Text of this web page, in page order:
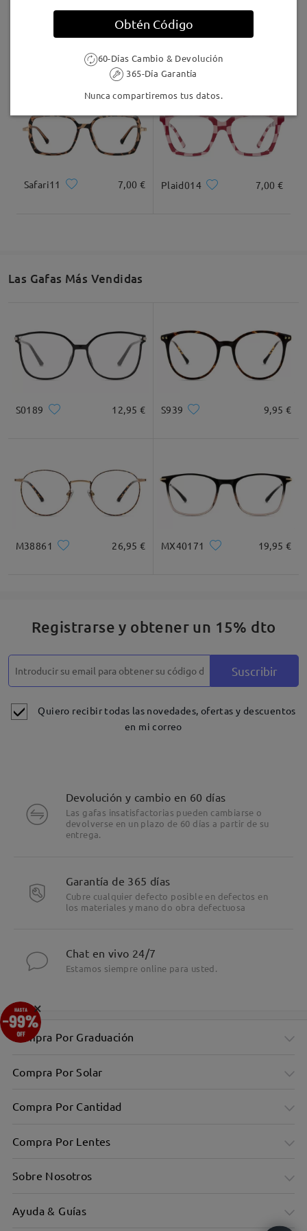
comentarios
Deje su comentario
24,95 € F907
Safari11 7,00 € Plaid014 7,00 €
Las Gafas Más Vendidas
S0189 12,95 € S939 9,95 €
M38861 26,95 € MX40171 19,95 €
Registrarse y obtener un 15% dto
Suscribir
Quiero recibir todas las novedades, ofertas y descuentos
en mi correo
Devolución y cambio en 60 días
Las gafas insatisfactorias pueden cambiarse o
devolverse en un plazo de 60 días a partir de su
entrega.
Garantía de 365 días
Cubre cualquier defecto posible en defectos en
los materiales y mano do obra defectuosa
Chat en vivo 24/7
Estamos siempre online para usted.
Compra Por Graduación
Compra Por Solar
Compra Por Cantidad
Compra Por Lentes
Sobre Nosotros
Ayuda & Guías
×
Obtén Código
60-Días Cambio & Devolución
365-Día Garantía
Nunca compartiremos tus datos.